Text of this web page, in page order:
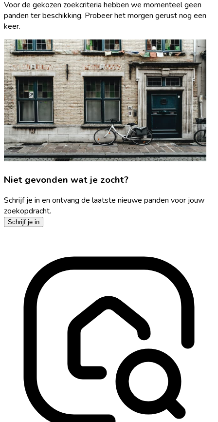
Voor de gekozen zoekcriteria hebben we momenteel geen
panden ter beschikking. Probeer het morgen gerust nog een
keer.
Niet gevonden wat je zocht?
Schrijf je in en ontvang de laatste nieuwe panden voor jouw
zoekopdracht.
Schrijf je in